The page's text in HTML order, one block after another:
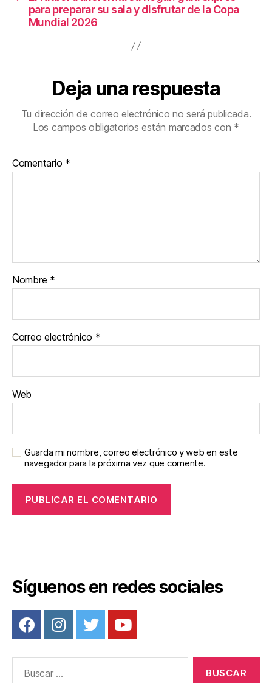
para preparar su sala y disfrutar de la Copa
Mundial 2026
Deja una respuesta
Tu dirección de correo electrónico no será publicada.
Los campos obligatorios están marcados con *
Comentario *
Nombre *
Correo electrónico *
Web
Guarda mi nombre, correo electrónico y web en este
navegador para la próxima vez que comente.
Síguenos en redes sociales